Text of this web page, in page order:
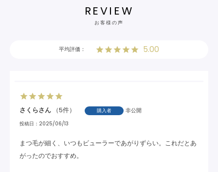
REVIEW
お客様の声
5.00
さくら 5 購入者 非公開
投稿日 2025/06/13
まつ毛が細く、いつもビューラーであがりずらい。これだとあ
がったのでおすすめ。